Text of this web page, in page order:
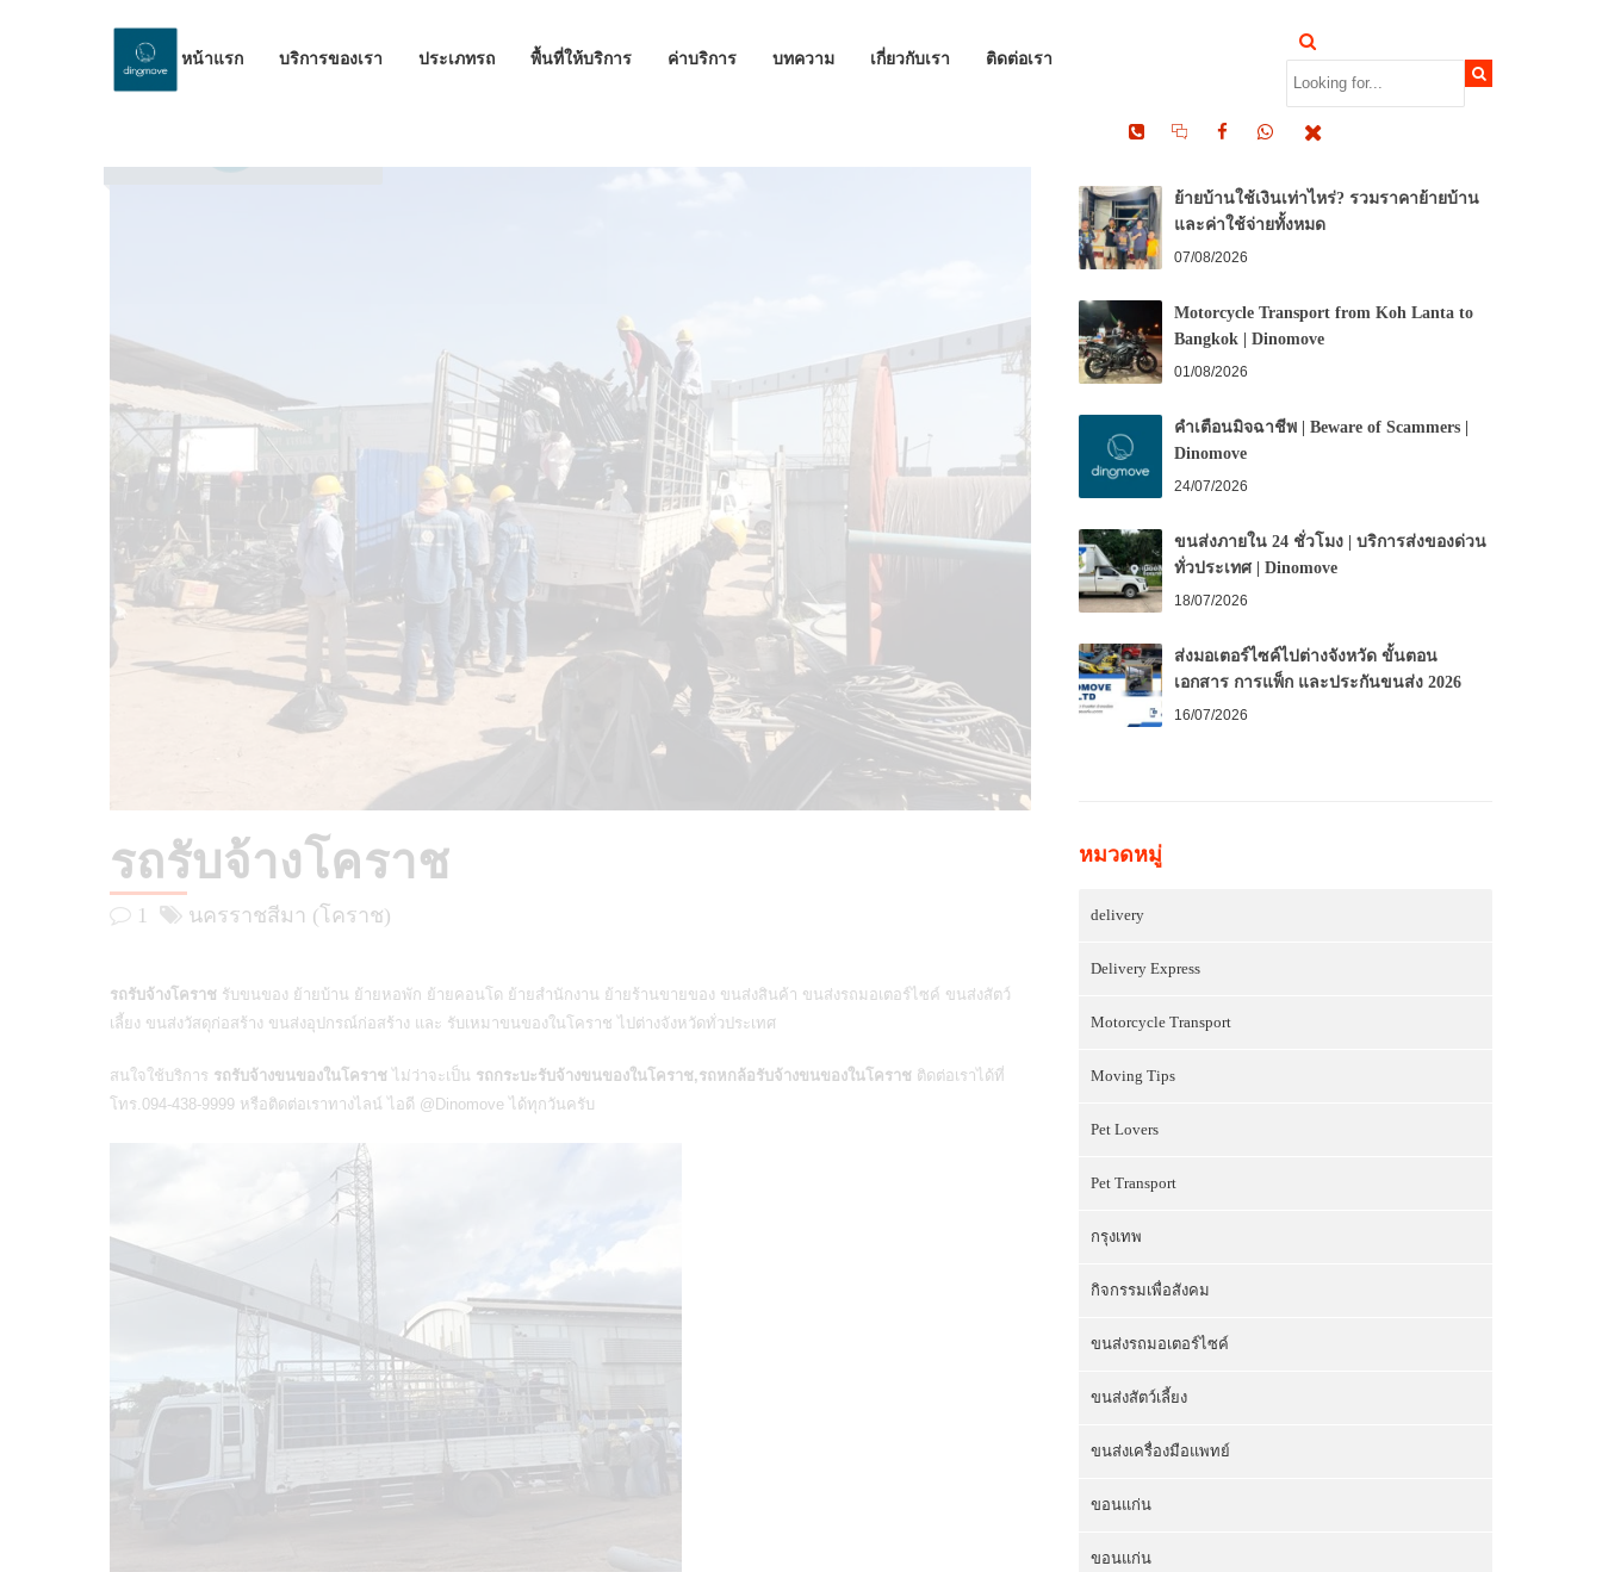
หน้าแรก บริการของเรา ประเภทรถ พื้นที่ให้บริการ ค่าบริการ บทความ เกี่ยวกับเรา ติดต่อเรา
รถรับจ้างโคราช
1 นครราชสีมา (โคราช)
รถรับจ้างโคราช รับขนของ ย้ายบ้าน ย้ายหอพัก ย้ายคอนโด ย้ายสำนักงาน ย้ายร้านขายของ ขนส่งสินค้า ขนส่งรถมอเตอร์ไซค์ ขนส่งสัตว์
เลี้ยง ขนส่งวัสดุก่อสร้าง ขนส่งอุปกรณ์ก่อสร้าง และ รับเหมาขนของในโคราช ไปต่างจังหวัดทั่วประเทศ
สนใจใช้บริการ รถรับจ้างขนของในโคราช ไม่ว่าจะเป็น รถกระบะรับจ้างขนของในโคราช,รถหกล้อรับจ้างขนของในโคราช ติดต่อเราได้ที่
โทร.094-438-9999 หรือติดต่อเราทางไลน์ ไอดี @Dinomove ได้ทุกวันครับ
RECENT POSTS
ย้ายบ้านใช้เงินเท่าไหร่? รวมราคาย้ายบ้าน
และค่าใช้จ่ายทั้งหมด
07/08/2026
Motorcycle Transport from Koh Lanta to
Bangkok | Dinomove
01/08/2026
คำเตือนมิจฉาชีพ | Beware of Scammers |
Dinomove
24/07/2026
ขนส่งภายใน 24 ชั่วโมง | บริการส่งของด่วน
ทั่วประเทศ | Dinomove
18/07/2026
ส่งมอเตอร์ไซค์ไปต่างจังหวัด ขั้นตอน
เอกสาร การแพ็ก และประกันขนส่ง 2026
16/07/2026
หมวดหมู่
delivery
Delivery Express
Motorcycle Transport
Moving Tips
Pet Lovers
Pet Transport
กรุงเทพ
กิจกรรมเพื่อสังคม
ขนส่งรถมอเตอร์ไซค์
ขนส่งสัตว์เลี้ยง
ขนส่งเครื่องมือแพทย์
ขอนแก่น
ขอนแก่น